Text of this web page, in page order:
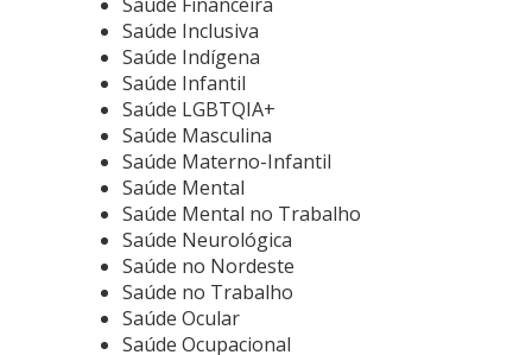
Saúde Inclusiva
Saúde Indígena
Saúde Infantil
Saúde LGBTQIA+
Saúde Masculina
Saúde Materno-Infantil
Saúde Mental
Saúde Mental no Trabalho
Saúde Neurológica
Saúde no Nordeste
Saúde no Trabalho
Saúde Ocular
Saúde Ocupacional